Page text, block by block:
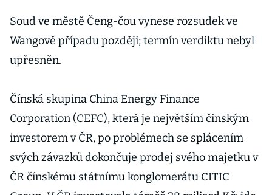
Soud ve městě Čeng-čou vynese rozsudek ve
Wangově případu později; termín verdiktu nebyl
upřesněn.
Čínská skupina China Energy Finance
Corporation (CEFC), která je největším čínským
investorem v ČR, po problémech se splácením
svých závazků dokončuje prodej svého majetku v
ČR čínskému státnímu konglomerátu CITIC